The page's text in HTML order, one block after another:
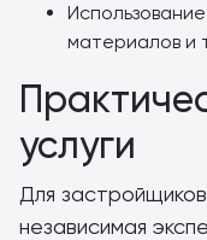
материалов и
услуги
Для
независимая